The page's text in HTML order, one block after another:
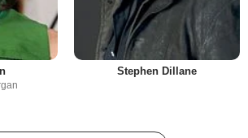
Stephen Dillane